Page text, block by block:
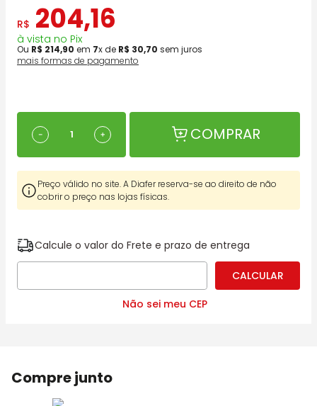
R$ 204,16
à vista no Pix
Ou R$ 214,90 em 7x de R$ 30,70 sem juros
mais formas de pagamento
＋
－ COMPRAR
Preço válido no site. A Diafer reserva-se ao direito de não
cobrir o preço nas lojas físicas.
Calcule o valor do Frete e prazo de entrega
Não sei meu CEP
Compre junto